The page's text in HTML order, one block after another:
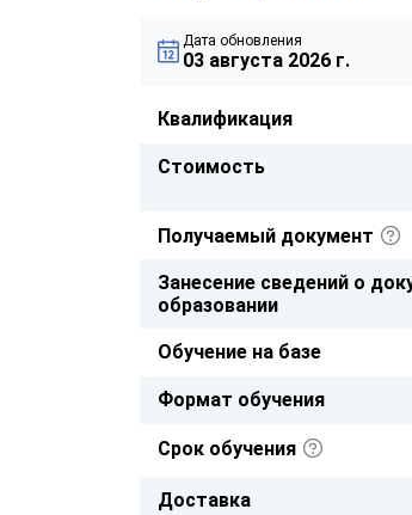
Дата обновления
03 августа 2026 г.
Квалификация
Стоимость
Получаемый документ
Занесение сведений о
образовании
Обучение на базе
Формат обучения
Срок обучения
Доставка